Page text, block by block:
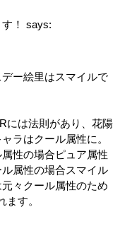
！
says:
ー絵里はスマイルで
には法則があり、花陽
ラはクール属性に。
性の場合ピュア属性
属性の場合スマイル
々クール属性のため
す。